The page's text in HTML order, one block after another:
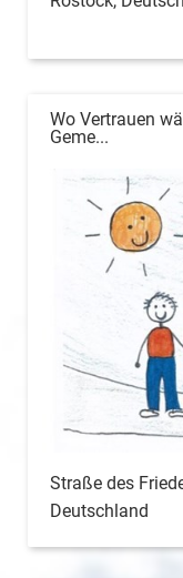
Wo Vertrauen
Geme...
Straße des
Deutschland